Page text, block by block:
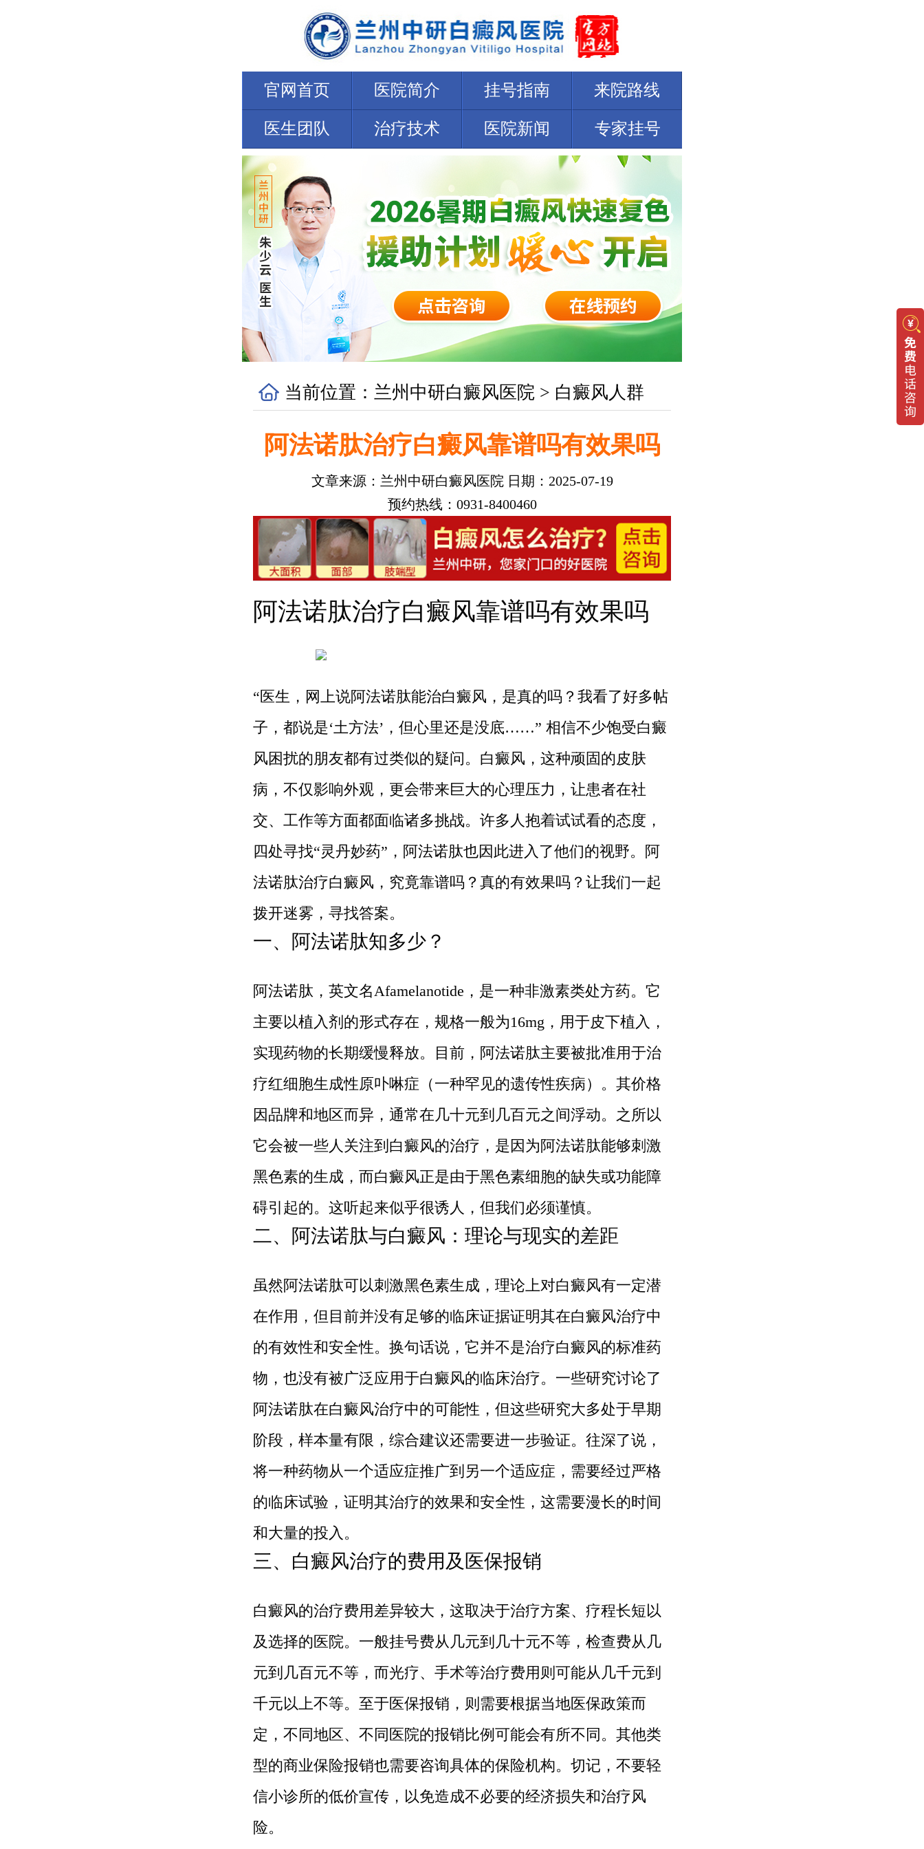
官网首页 医院简介 挂号指南 来院路线
医生团队 治疗技术 医院新闻 专家挂号
当前位置： 兰州中研白癜风医院 > 白癜风人群
阿法诺肽治疗白癜风靠谱吗有效果吗
文章来源： 兰州中研白癜风医院日期：2025-07-19
预约热线：0931-8400460
阿法诺肽治疗白癜风靠谱吗有效果吗
“医生，网上说阿法诺肽能治白癜风，是真的吗？我看了好多帖
子，都说是‘土方法’，但心里还是没底……” 相信不少饱受白癜
风困扰的朋友都有过类似的疑问。白癜风，这种顽固的皮肤
病，不仅影响外观，更会带来巨大的心理压力，让患者在社
交、工作等方面都面临诸多挑战。许多人抱着试试看的态度，
四处寻找“灵丹妙药”，阿法诺肽也因此进入了他们的视野。阿
法诺肽治疗白癜风，究竟靠谱吗？真的有效果吗？让我们一起
拨开迷雾，寻找答案。
一、阿法诺肽知多少？
阿法诺肽，英文名Afamelanotide，是一种非激素类处方药。它
主要以植入剂的形式存在，规格一般为16mg，用于皮下植入，
实现药物的长期缓慢释放。目前，阿法诺肽主要被批准用于治
疗红细胞生成性原卟啉症（一种罕见的遗传性疾病）。其价格
因品牌和地区而异，通常在几十元到几百元之间浮动。之所以
它会被一些人关注到白癜风的治疗，是因为阿法诺肽能够刺激
黑色素的生成，而白癜风正是由于黑色素细胞的缺失或功能障
碍引起的。这听起来似乎很诱人，但我们必须谨慎。
二、阿法诺肽与白癜风：理论与现实的差距
虽然阿法诺肽可以刺激黑色素生成，理论上对白癜风有一定潜
在作用，但目前并没有足够的临床证据证明其在白癜风治疗中
的有效性和安全性。换句话说，它并不是治疗白癜风的标准药
物，也没有被广泛应用于白癜风的临床治疗。一些研究讨论了
阿法诺肽在白癜风治疗中的可能性，但这些研究大多处于早期
阶段，样本量有限，综合建议还需要进一步验证。往深了说，
将一种药物从一个适应症推广到另一个适应症，需要经过严格
的临床试验，证明其治疗的效果和安全性，这需要漫长的时间
和大量的投入。
三、白癜风治疗的费用及医保报销
白癜风的治疗费用差异较大，这取决于治疗方案、疗程长短以
及选择的医院。一般挂号费从几元到几十元不等，检查费从几
元到几百元不等，而光疗、手术等治疗费用则可能从几千元到
千元以上不等。至于医保报销，则需要根据当地医保政策而
定，不同地区、不同医院的报销比例可能会有所不同。其他类
型的商业保险报销也需要咨询具体的保险机构。切记，不要轻
信小诊所的低价宣传，以免造成不必要的经济损失和治疗风
险。